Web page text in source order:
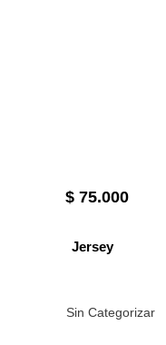
$ 75.000
Jersey
Sin Categorizar